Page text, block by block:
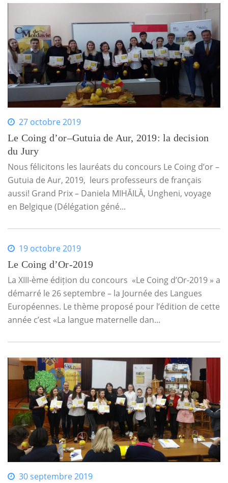
27 octobre 2019
Le Coing d’or–Gutuia de Aur, 2019: la decision
du Jury
Nous félicitons les lauréats du concours Le Coing d’or –
Gutuia de Aur, 2019, leurs professeurs de français
aussi! Grand Prix – Daniela MIHĂILĂ, Ungheni, voyage
en Belgique (Délégation géné...
19 octobre 2019
Le Coing d’Or-2019
La XIII-ème édițion du concours «Le Coing d’Or-2019 » a
démarré le 26 septembre – la Journée des Langues
Européennes. Le thème proposé pour l’édition de cette
année c’est «La langue maternelle dan...
30 septembre 2019